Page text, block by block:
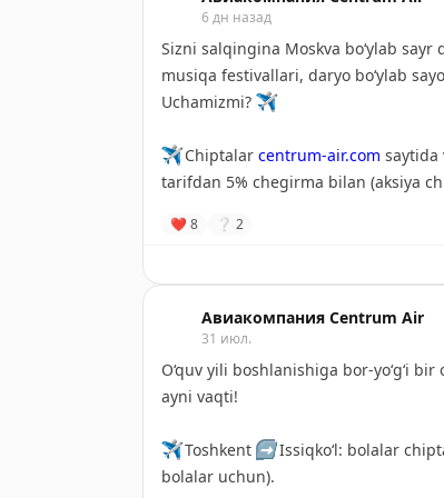
Добро пожаловать в Узбекистан!
📸 @elguapoworld
6 дн назад
Sizni salqingina Moskva bo‘ylab
musiqa festivallari, daryo bo‘ylab
Uchamizmi? ✈️
✈️Chiptalar centrum-air.com saytida
tarifdan 5% chegirma bilan (aksiya
#️⃣
Мы приглашаем вас прогуляться
музыкальные фестивали, речные
✈️Авиабилеты на сайтеcentrum-
StoreиGoogle Play
❤ 8 ❔ 2
Авиакомпания Centrum Air
31 июл.
O‘quv yili boshlanishiga bor-yo‘g‘i
ayni vaqti!
✈️Toshkent ➡️Issiqko‘l: bolalar
bolalar uchun).